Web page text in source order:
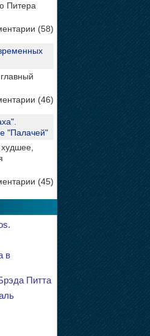
Питера
(58)
(46)
"Палачей"
(45)
в
Питта